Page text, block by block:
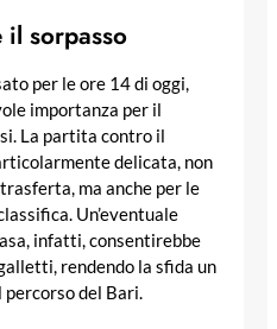
il sorpasso
per le ore 14 di oggi,
importanza per il
La partita contro il
delicata, non
ma anche per le
Un’eventuale
infatti, consentirebbe
rendendo la sfida un
del Bari.